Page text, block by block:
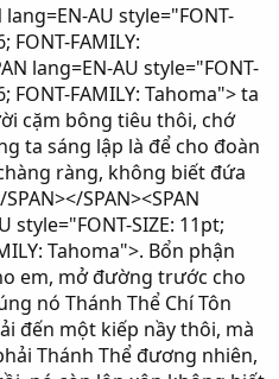
AU style="FONT-
FONT-FAMILY:
lang=EN-AU style="FONT-
FONT-FAMILY: Tahoma"> ta
cặm bông tiêu thôi, chớ
ta sáng lập là để cho đoàn
ràng, không biết đứa
SPAN><SPAN
style="FONT-SIZE: 11pt;
Tahoma">. Bổn phận
em, mở đường trước cho
nó Thánh Thể Chí Tôn
đến một kiếp nầy thôi, mà
Thánh Thể đương nhiên,